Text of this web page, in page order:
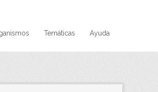
Temáticas Ayuda